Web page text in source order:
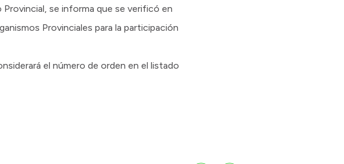
se informa que se verificó en
Provinciales para la participación
el número de orden en el listado